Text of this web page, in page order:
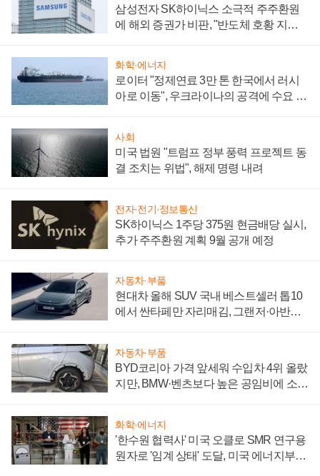
삼성전자 SK하이닉스 소극적 주주환원
에 해외 증권가 비판, "반도체 호황 지속
화학·에너지
로이터 "정제연료 3만 톤 한국에서 러시
아로 이동", 우크라이나의 공격에 수요 늘
사회
미국 법원 "트럼프 정부 풍력 프로젝트 동
결 조치는 위법", 해제 명령 내려
전자·전기·정보통신
SK하이닉스 1주당 375원 현금배당 실시,
추가 주주환원 계획 9월 공개 예정
자동차·부품
현대차 올해 SUV 국내 베스트셀러 톱10
에서 싼타페만 자리매김, 그랜저·아반떼
자동차·부품
BYD코리아 가격 앞세워 수입차 4위 올랐
지만, BMW·벤츠보다 높은 공임비에 소비
화학·에너지
'한수원 협력사' 미국 오클로 SMR 연구용
원자로 '임계 상태' 도달, 미국 에너지부